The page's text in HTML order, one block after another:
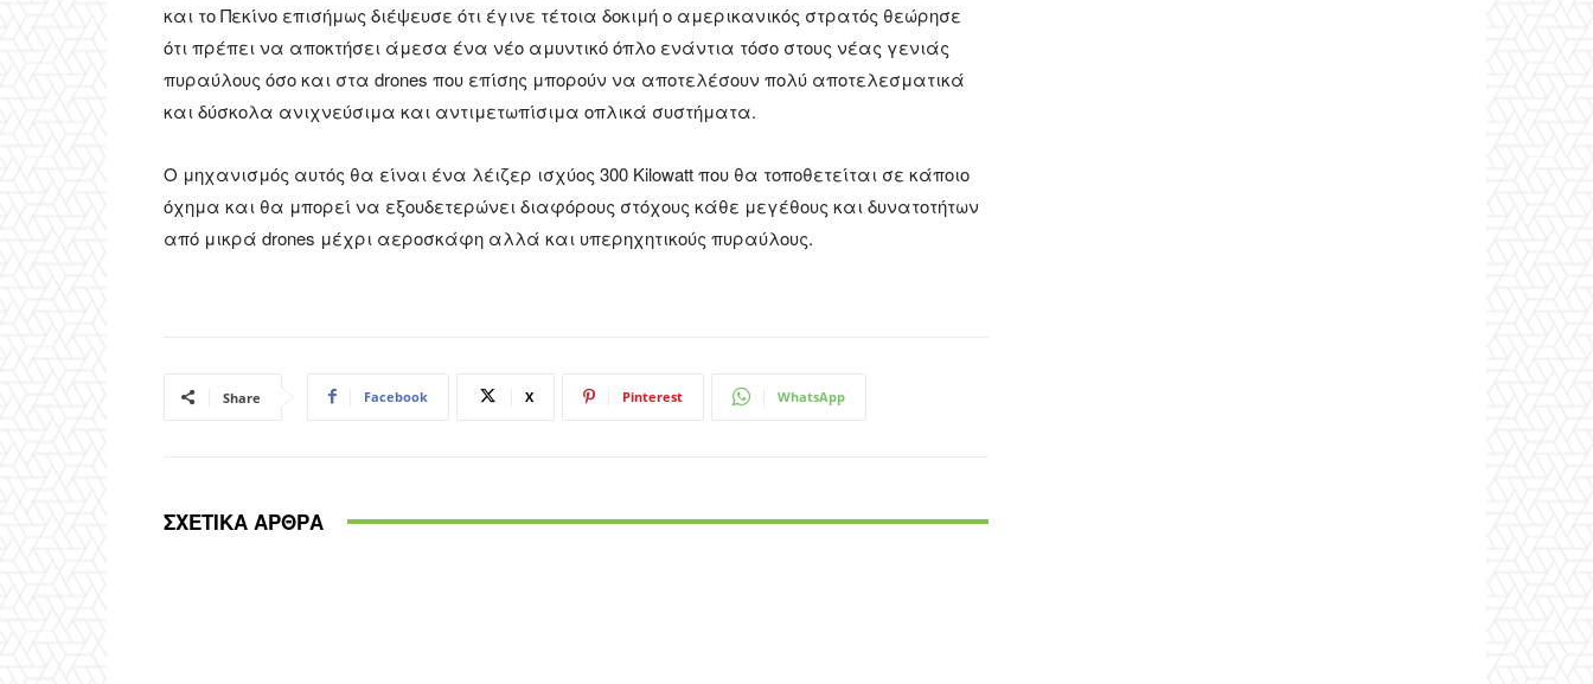
και το Πεκίνο επισήμως διέψευσε ότι έγινε τέτοια δοκιμή ο αμερικανικός στρατός θεώρησε
ότι πρέπει να αποκτήσει άμεσα ένα νέο αμυντικό όπλο ενάντια τόσο στους νέας γενιάς
πυραύλους όσο και στα drones που επίσης μπορούν να αποτελέσουν πολύ αποτελεσματικά
και δύσκολα ανιχνεύσιμα και αντιμετωπίσιμα οπλικά συστήματα.
Ο μηχανισμός αυτός θα είναι ένα λέιζερ ισχύος 300 Kilowatt που θα τοποθετείται σε κάποιο
όχημα και θα μπορεί να εξουδετερώνει διαφόρους στόχους κάθε μεγέθους και δυνατοτήτων
από μικρά drones μέχρι αεροσκάφη αλλά και υπερηχητικούς πυραύλους.
Share Facebook X Pinterest WhatsApp
ΣΧΕΤΙΚΑ ΑΡΘΡΑ